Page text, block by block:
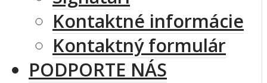
Kontaktné informácie
Kontaktný formulár
PODPORTE NÁS